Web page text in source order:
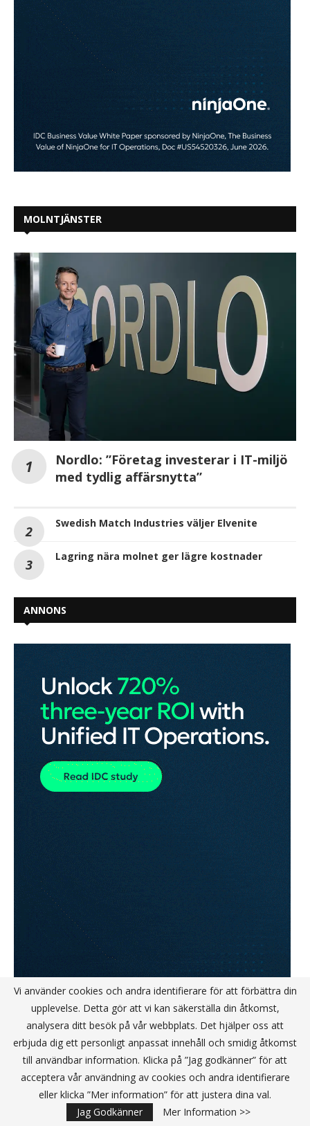
MOLNTJÄNSTER
Nordlo: ”Företag investerar i IT-miljö
med tydlig affärsnytta”
Swedish Match Industries väljer Elvenite
Lagring nära molnet ger lägre kostnader
ANNONS
KANALPARTNER
Vi använder cookies och andra identifierare för att förbättra din
upplevelse. Detta gör att vi kan säkerställa din åtkomst,
analysera ditt besök på vår webbplats. Det hjälper oss att
erbjuda dig ett personligt anpassat innehåll och smidig åtkomst
till användbar information. Klicka på ”Jag godkänner” för att
acceptera vår användning av cookies och andra identifierare
eller klicka ”Mer information” för att justera dina val.
Jag Godkänner
Mer Information >>